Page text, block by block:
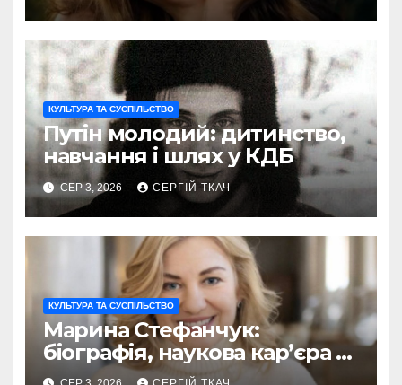
КУЛЬТУРА ТА СУСПІЛЬСТВО
Путін молодий: дитинство,
навчання і шлях у КДБ
СЕР 3, 2026 СЕРГІЙ ТКАЧ
КУЛЬТУРА ТА СУСПІЛЬСТВО
Марина Стефанчук:
біографія, наукова кар’єра та
сім’я